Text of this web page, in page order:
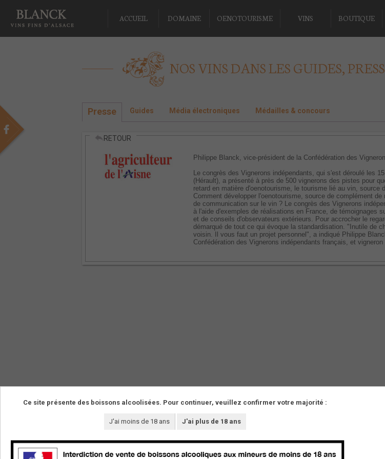
ACCUEIL DOMAINE OENOTOURISME VINS BOUTIQUE
NOS VINS DANS LES GUIDES,
Presse Guides Média électroniques Médailles & concours
RETOUR
Philippe Blanck, vice-président de la Confédération des
Le congrès des Vignerons indépendants, qui s'est déroulé les
(Hérault), a présenté à près de 500 vignerons des pistes pour
retard en matière d'oenotourisme, le tourisme lié au vin, source
Comment développer l'oenotourisme, source de complément
de communication sur le vin ? Le congrès des Vignerons
à l'aide d'exemples de réalisations en France, de témoignages
et de conseils d'observateurs extérieurs. Pour accrocher le
démarqué de tout ce qui évoque la standardisation. "Inutile de
voisin. Il vous faut un projet personnel", a indiqué Philippe
Confédération des Vignerons indépendants français, et vigneron
NOS VINS
Vins de cépages
Vins de pierre
LE DOMAINE
Les vignerons
Les terroirs
Le domaine
Presse
Innovations
Ce site présente des boissons alcoolisées. Pour continuer, veuillez confirmer votre majorité :
J'ai moins de 18 ans J'ai plus de 18 ans